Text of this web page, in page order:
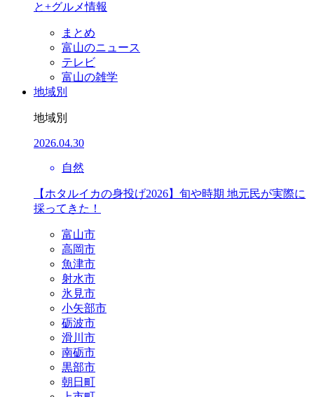
と+グルメ情報
まとめ
富山のニュース
テレビ
富山の雑学
地域別
地域別
2026.04.30
自然
【ホタルイカの身投げ2026】旬や時期 地元民が実際に
採ってきた！
富山市
高岡市
魚津市
射水市
氷見市
小矢部市
砺波市
滑川市
南砺市
黒部市
朝日町